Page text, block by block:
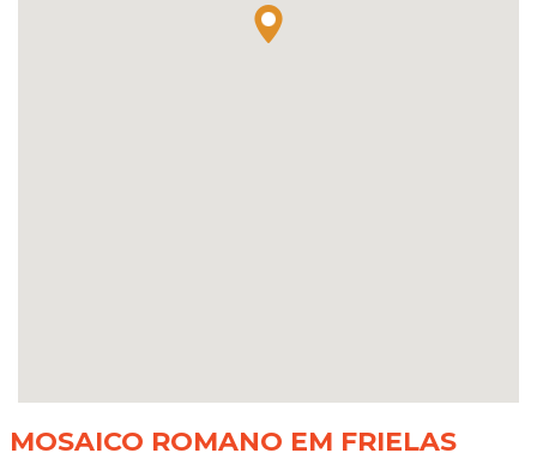
MOSAICO ROMANO EM FRIELAS